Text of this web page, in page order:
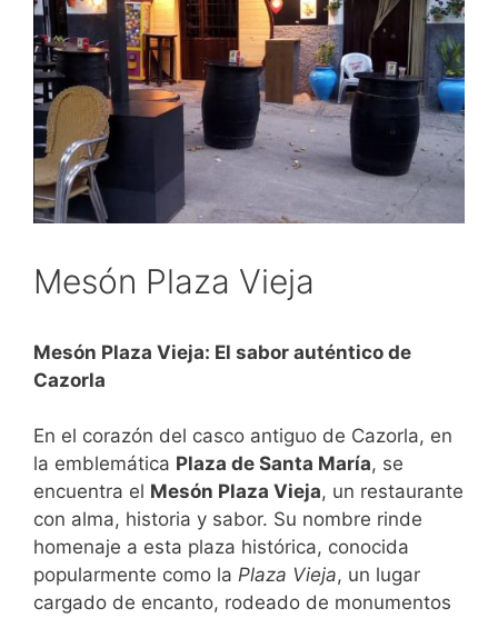
Mesón Plaza Vieja
Mesón Plaza Vieja: El sabor auténtico de
Cazorla
En el corazón del casco antiguo de Cazorla, en
la emblemática Plaza de Santa María, se
encuentra el Mesón Plaza Vieja, un restaurante
con alma, historia y sabor. Su nombre rinde
homenaje a esta plaza histórica, conocida
popularmente como la Plaza Vieja, un lugar
cargado de encanto, rodeado de monumentos